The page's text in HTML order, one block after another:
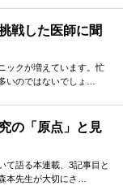
戦した医師に聞
ックが増えています。忙
いのではないでしょ…
の「原点」と見
て語る本連載、3記事目と
本先生が大切にさ…